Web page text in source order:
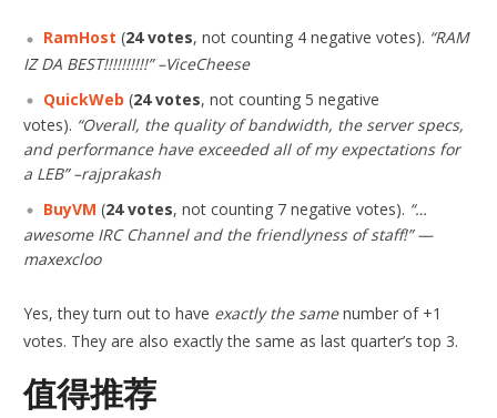
RamHost (24 votes, not counting 4 negative votes). “RAM
IZ DA BEST!!!!!!!!!!” –ViceCheese
QuickWeb (24 votes, not counting 5 negative
votes). “Overall, the quality of bandwidth, the server specs,
and performance have exceeded all of my expectations for
a LEB” –rajprakash
BuyVM (24 votes, not counting 7 negative votes). “…
awesome IRC Channel and the friendlyness of staff!” —
maxexcloo
Yes, they turn out to have exactly the samenumber of +1
votes. They are also exactly the same as last quarter’s top 3.
值得推荐